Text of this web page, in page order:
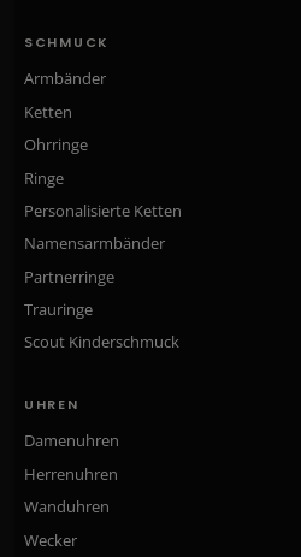
SCHMUCK
Armbänder
Ketten
Ohrringe
Ringe
Personalisierte Ketten
Namensarmbänder
Partnerringe
Trauringe
Scout Kinderschmuck
UHREN
Damenuhren
Herrenuhren
Wanduhren
Wecker